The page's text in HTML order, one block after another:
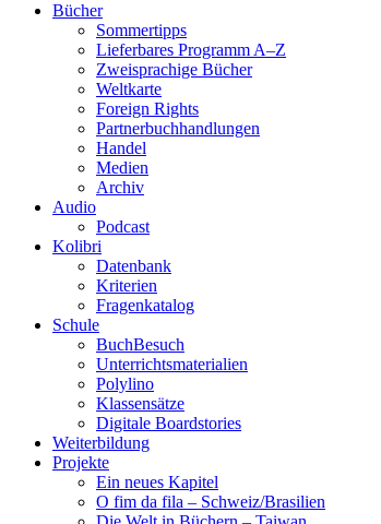
Bücher
Sommertipps
Lieferbares Programm A–Z
Zweisprachige Bücher
Weltkarte
Foreign Rights
Partnerbuchhandlungen
Handel
Medien
Archiv
Audio
Podcast
Kolibri
Datenbank
Kriterien
Fragenkatalog
Schule
BuchBesuch
Unterrichtsmaterialien
Polylino
Klassensätze
Digitale Boardstories
Weiterbildung
Projekte
Ein neues Kapitel
O fim da fila – Schweiz/Brasilien